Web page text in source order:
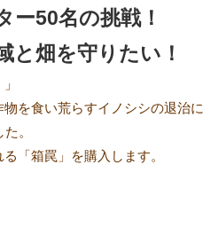
50名の挑戦！
と畑を守りたい！
を食い荒らすイノシシの退治に
。
「箱罠」を購入します。